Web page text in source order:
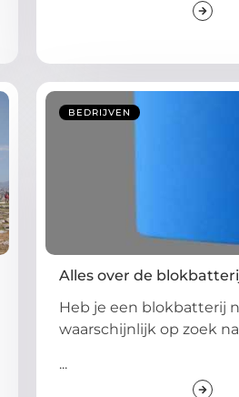
BEDRIJVEN
Alles over de
Heb je een blokbatterij
waarschijnlijk op zoek
...